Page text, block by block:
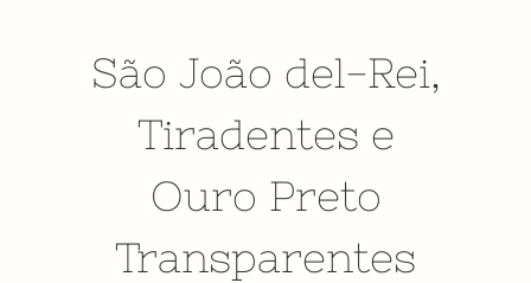
São João del-Rei,
Tiradentes e
Ouro Preto
Transparentes